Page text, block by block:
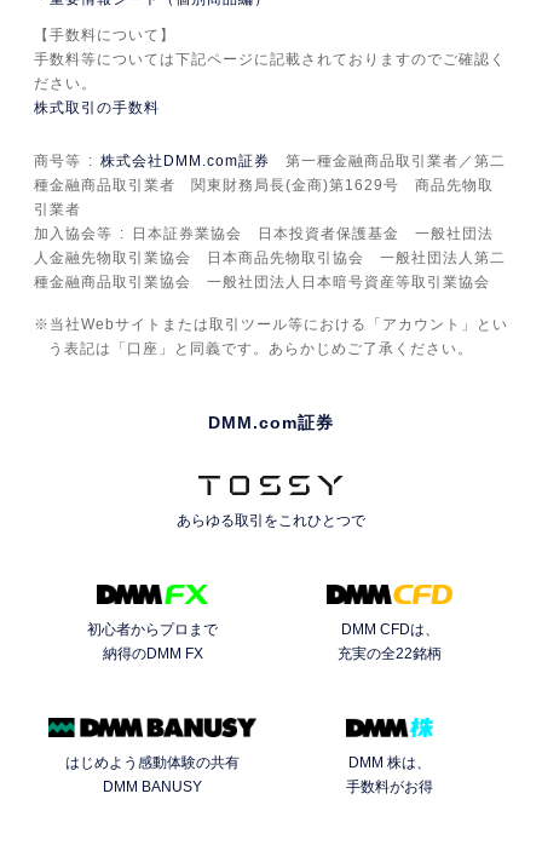
【手数料について】
手数料等については下記ページに記載されておりますのでご確認く
ださい。
株式取引の手数料
商号等 株式会社DMM.com証券 第一種金融商品取引業者／第二
種金融商品取引業者 関東財務局長(金商)第1629号 商品先物取
引業者
加入協会等
日本証券業協会 日本投資者保護基金 一般社団法
人金融先物取引業協会 日本商品先物取引協会 一般社団法人第二
種金融商品取引業協会 一般社団法人日本暗号資産等取引業協会
当社Webサイトまたは取引ツール等における「アカウント」とい
う表記は「口座」と同義です。あらかじめご了承ください。
DMM.com証券
あらゆる取引をこれひとつで
初心者からプロまで
納得のDMM FX
DMM CFDは、
充実の全22銘柄
はじめよう感動体験の共有
DMM BANUSY
DMM 株は、
手数料がお得